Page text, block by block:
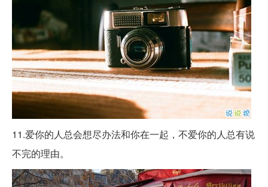
11.爱你的人总会想尽办法和你在一起，不爱你的人总有说
不完的理由。 ​​​​